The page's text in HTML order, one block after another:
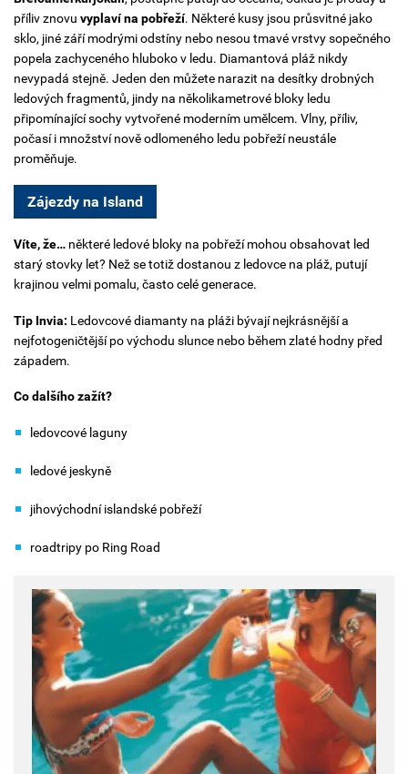
příliv znovu vyplaví na pobřeží. Některé kusy jsou průsvitné jako
sklo, jiné září modrými odstíny nebo nesou tmavé vrstvy sopečného
popela zachyceného hluboko v ledu. Diamantová pláž nikdy
nevypadá stejně. Jeden den můžete narazit na desítky drobných
ledových fragmentů, jindy na několikametrové bloky ledu
připomínající sochy vytvořené moderním umělcem. Vlny, příliv,
počasí i množství nově odlomeného ledu pobřeží neustále
proměňuje.
Zájezdy na Island
Víte, že… některé ledové bloky na pobřeží mohou obsahovat led
starý stovky let? Než se totiž dostanou z ledovce na pláž, putují
krajinou velmi pomalu, často celé generace.
Tip Invia: Ledovcové diamanty na pláži bývají nejkrásnější a
nejfotogeničtější po východu slunce nebo během zlaté hodny před
západem.
Co dalšího zažít?
ledovcové laguny
ledové jeskyně
jihovýchodní islandské pobřeží
roadtripy po Ring Road